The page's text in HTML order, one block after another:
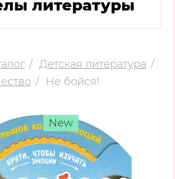
литературы
Детская литература
Не бойся!
New